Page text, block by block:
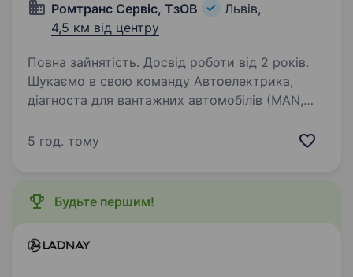
Ромтранс Сервіс, ТзОВ
Львів,
4,5 км від центру
Повна зайнятість. Досвід роботи від 2 років.
Шукаємо в свою команду Автоелектрика,
діагноста для вантажних автомобілів (MAN,
діагностика вантажних автомобілів; пошук і
5 год. тому
Будьте першим!